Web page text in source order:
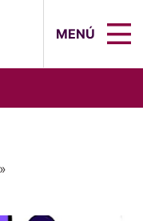
MENÚ